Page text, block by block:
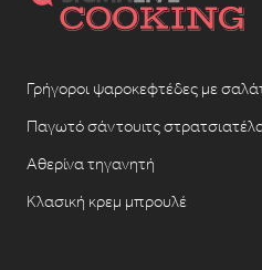
Γρήγοροι ψαροκεφτέδες με
Παγωτό σάντουιτς
Αθερίνα τηγανητή
Κλασική κρεμ μπρουλέ